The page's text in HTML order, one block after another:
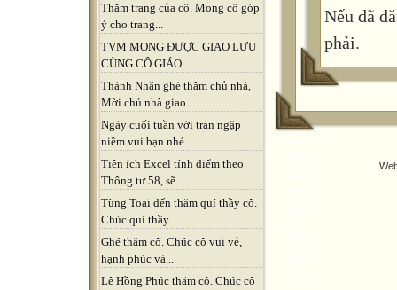
Thăm trang của cô. Mong cô góp
ý cho trang...
TVM MONG ĐƯỢC GIAO LƯU
CÙNG CÔ GIÁO. ...
Thành Nhân ghé thăm chủ nhà,
Mời chủ nhà giao...
Ngày cuối tuần với tràn ngập
niềm vui bạn nhé...
Tiện ích Excel tính điểm theo
Thông tư 58, sẽ...
Tùng Toại đến thăm quí thầy cô.
Chúc quí thầy...
Ghé thăm cô. Chúc cô vui vẻ,
hạnh phúc và...
Lê Hồng Phúc thăm cô. Chúc cô
Nếu đã
phải.